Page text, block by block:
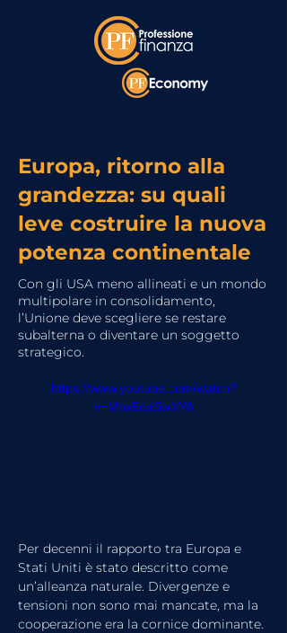
Europa, ritorno alla
grandezza: su quali
leve costruire la nuova
potenza continentale
Con gli USA meno allineati e un mondo
multipolare in consolidamento,
l’Unione deve scegliere se restare
subalterna o diventare un soggetto
strategico.
https://www.youtube.com/watch?
v=Mhx5oaSwXYA
Per decenni il rapporto tra Europa e
Stati Uniti è stato descritto come
un’alleanza naturale. Divergenze e
tensioni non sono mai mancate, ma la
cooperazione era la cornice dominante.